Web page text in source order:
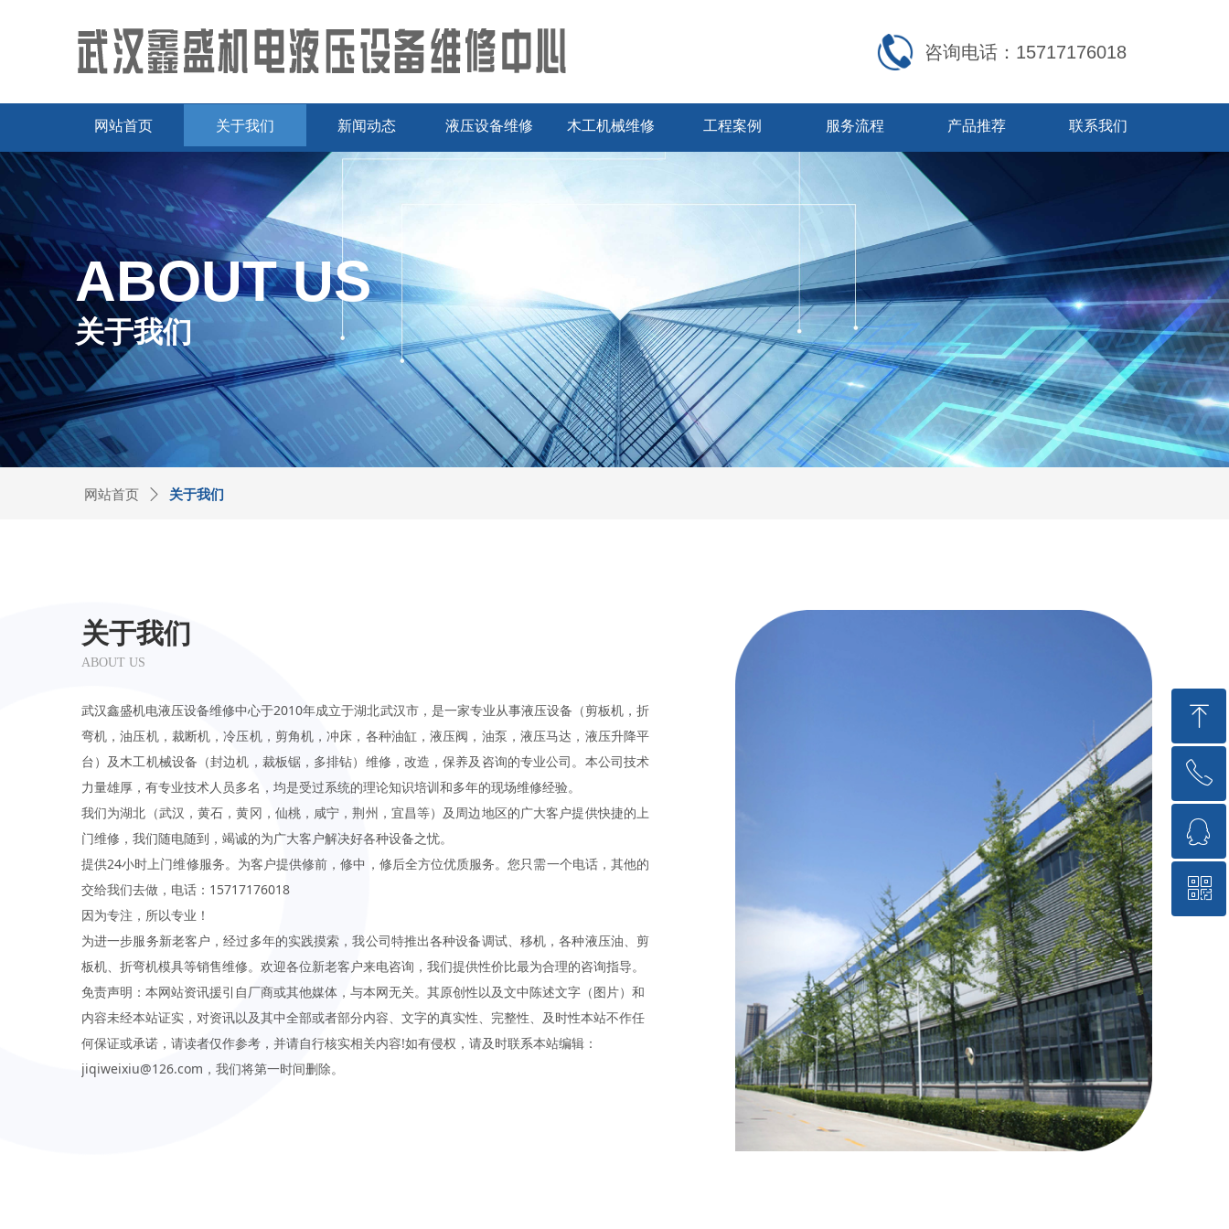
咨询电话：15717176018
网站首页 关于我们 新闻动态 液压设备维修 木工机械维修 工程案例 服务流程 产品推荐 联系我们
ABOUT US
关于我们
网站首页 ꄲ 关于我们
关于我们
ABOUT US
武汉鑫盛机电液压设备维修中心于2010年成立于湖北武汉市，是一家专业从事液压设备（剪板机，折
弯机，油压机，裁断机，冷压机，剪角机，冲床，各种油缸，液压阀，油泵，液压马达，液压升降平
台）及木工机械设备（封边机，裁板锯，多排钻）维修，改造，保养及咨询的专业公司。本公司技术
力量雄厚，有专业技术人员多名，均是受过系统的理论知识培训和多年的现场维修经验。
我们为湖北（武汉，黄石，黄冈，仙桃，咸宁，荆州，宜昌等）及周边地区的广大客户提供快捷的上
门维修，我们随电随到，竭诚的为广大客户解决好各种设备之忧。
提供24小时上门维修服务。为客户提供修前，修中，修后全方位优质服务。您只需一个电话，其他的
交给我们去做，电话：15717176018
因为专注，所以专业！
为进一步服务新老客户，经过多年的实践摸索，我公司特推出各种设备调试、移机，各种液压油、剪
板机、折弯机模具等销售维修。欢迎各位新老客户来电咨询，我们提供性价比最为合理的咨询指导。
免责声明：本网站资讯援引自厂商或其他媒体，与本网无关。其原创性以及文中陈述文字（图片）和
内容未经本站证实，对资讯以及其中全部或者部分内容、文字的真实性、完整性、及时性本站不作任
何保证或承诺，请读者仅作参考，并请自行核实相关内容!如有侵权，请及时联系本站编辑：
jiqiweixiu@126.com，我们将第一时间删除。
ꁸ
回到顶部
ꂅ
15717176018
ꁗ
QQ客服
ꀥ